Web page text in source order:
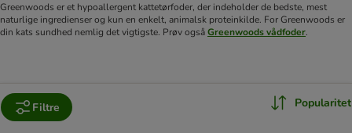
Greenwoods er et hypoallergent kattetørfoder, der indeholder de bedste, mest
naturlige ingredienser og kun en enkelt, animalsk proteinkilde. For Greenwoods er
din kats sundhed nemlig det vigtigste. Prøv ogsåGreenwoods vådfoder.
Filtre Popularitet